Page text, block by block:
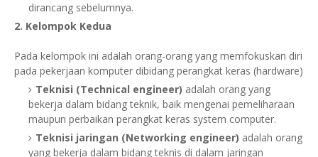
dirancang sebelumnya.
2. Kelompok Kedua
Pada kelompok ini adalah orang-orang yang memfokuskan diri
pada pekerjaan komputer dibidang perangkat keras (hardware)
Teknisi (Technical engineer) adalah orang yang
bekerja dalam bidang teknik, baik mengenai pemeliharaan
maupun perbaikan perangkat keras system computer.
Teknisi jaringan (Networking engineer) adalah orang
yang bekerja dalam bidang teknis di dalam jaringan